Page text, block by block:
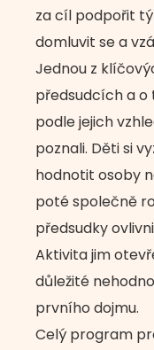
za cíl podpořit
domluvit se a
Jednou z
předsudcích a o
podle jejich
poznali. Děti si
hodnotit osoby
poté společně
předsudky
Aktivita jim
důležité
prvního dojmu.
Celý program